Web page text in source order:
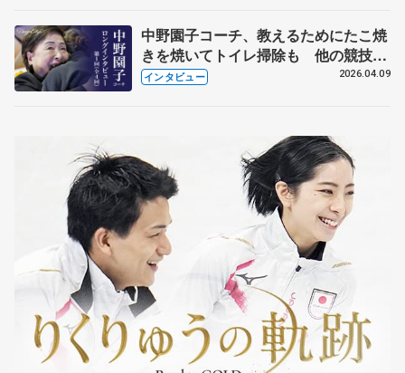
中野園子コーチ、教えるためにたこ焼
きを焼いてトイレ掃除も 他の競技に
も通用するという坂本花織の筋肉
インタビュー 2026.04.09